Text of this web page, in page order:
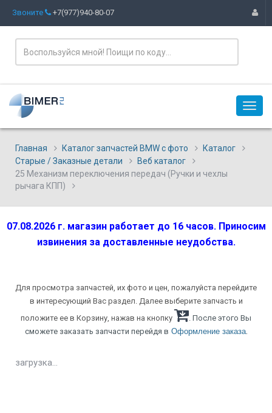
Звоните +7(977)940-80-07
Главная Каталог запчастей BMW с фото
Каталог
Старые / Заказные детали
Веб каталог
25 Механизм переключения передач (Ручки и чехлы
рычага КПП)
07.08.2026 г. магазин работает до 16 часов. Приносим
извинения за доставленные неудобства.
Для просмотра запчастей, их фото и цен, пожалуйста перейдите
в интересующий Вас раздел. Далее выберите запчасть и
положите ее в Корзину, нажав на кнопку
. После этого Вы
сможете заказать запчасти перейдя в Оформление заказа.
загрузка...